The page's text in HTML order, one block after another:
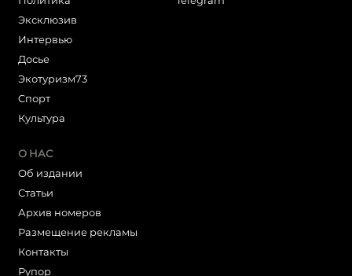
Эксклюзив
Интервью
Досье
Экотуризм73
Cпорт
Культура
О НАС
Об издании
Статьи
Архив номеров
Размещение рекламы
Контакты
Рупор